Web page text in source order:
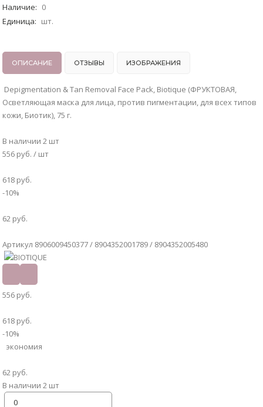
Наличие: 0
Единица: шт.
ОПИСАНИЕ ОТЗЫВЫ ИЗОБРАЖЕНИЯ
Depigmentation & Tan Removal Face Pack, Biotique (ФРУКТОВАЯ,
Осветляющая маска для лица, против пигментации, для всех типов
кожи, Биотик), 75 г.
В наличии 2 шт
556 руб. / шт
618 руб.
-10%
62 руб.
Артикул 8906009450377 / 8904352001789 / 8904352005480
556 руб.
618 руб.
-10%
экономия
62 руб.
В наличии 2 шт